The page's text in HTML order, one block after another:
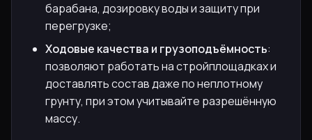
барабана, дозировку воды и защиту при
перегрузке;
Ходовые качества и грузоподъёмность:
позволяют работать на стройплощадках и
доставлять состав даже по неплотному
грунту, при этом учитывайте разрешённую
массу.